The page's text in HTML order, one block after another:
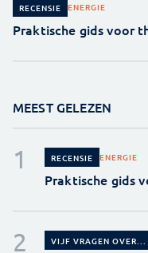
RECENSIE ENERGIE
Praktische gids voor
MEEST GELEZEN
RECENSIE ENERGIE
Praktische gids
VIJF VRAGEN OVER...